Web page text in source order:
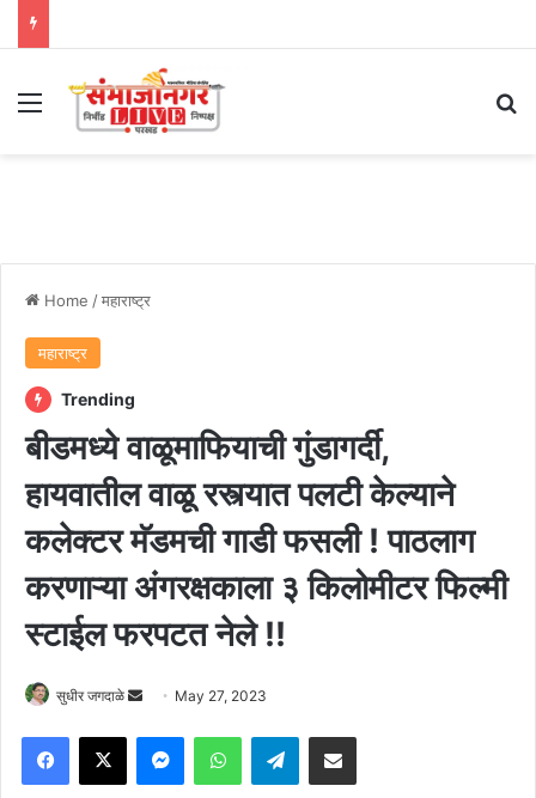
Menu
Home /महाराष्ट्र
महाराष्ट्र
Trending
बीडमध्ये वाळूमाफियाची गुंडागर्दी,
हायवातील वाळू रस्त्यात पलटी केल्याने
कलेक्टर मॅडमची गाडी फसली ! पाठलाग
करणाऱ्या अंगरक्षकाला ३ किलोमीटर फिल्मी
स्टाईल फरपटत नेले !!
सुधीर जगदाळे
Send
email
May 27, 2023
Facebook
X MessengerWhatsAppTelegramShare via Email